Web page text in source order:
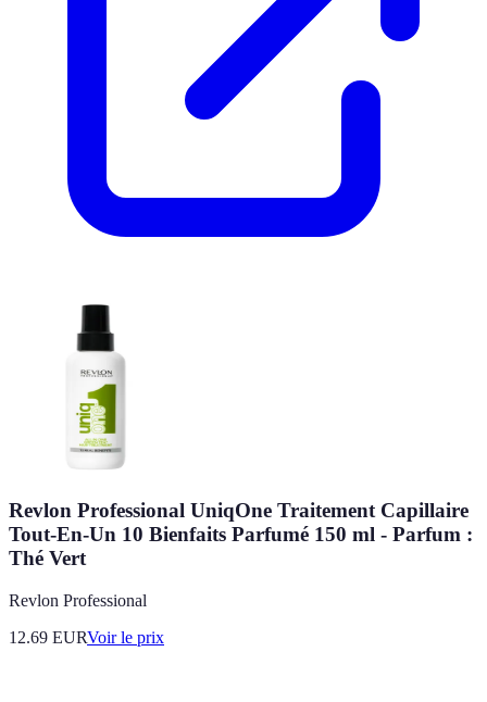
Revlon Professional UniqOne Traitement Capillaire
Tout-En-Un 10 Bienfaits Parfumé 150 ml - Parfum :
Thé Vert
Revlon Professional
12.69 EURVoir le prix